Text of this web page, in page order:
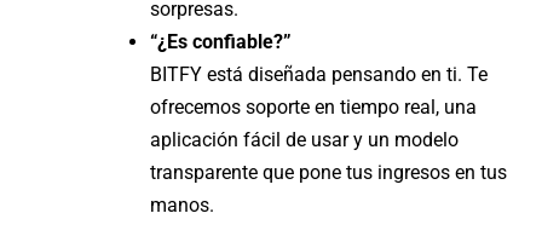
sorpresas.
“¿Es confiable?”
BITFY está diseñada pensando en ti. Te
ofrecemos soporte en tiempo real, una
aplicación fácil de usar y un modelo
transparente que pone tus ingresos en tus
manos.